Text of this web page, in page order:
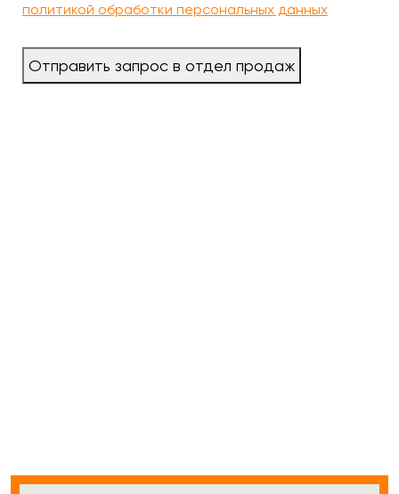
политикой обработки персональных данных
Отправить запрос в отдел продаж